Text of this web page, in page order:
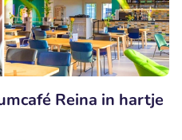
Reina in hartje